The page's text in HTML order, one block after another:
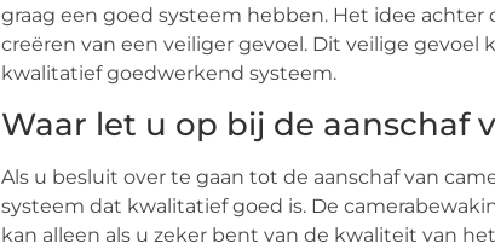
graag een goed systeem hebben. Het idee
creëren van een veiliger gevoel. Dit veilige
kwalitatief goedwerkend systeem.
Waar let u op bij de aanschaf
Als u besluit over te gaan tot de aanschaf van
systeem dat kwalitatief goed is. De
kan alleen als u zeker bent van de kwaliteit van